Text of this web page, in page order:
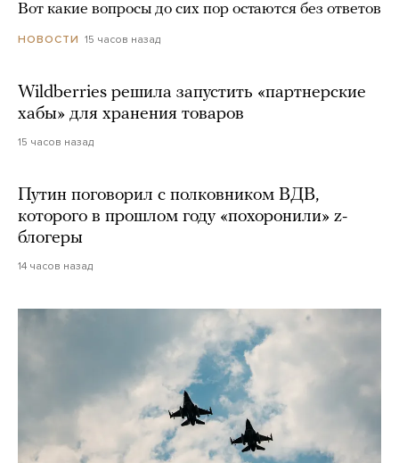
Вот какие вопросы до сих пор остаются без ответов
НОВОСТИ 15 часов назад
Wildberries решила запустить «партнерские
хабы» для хранения товаров
15 часов назад
Путин поговорил с полковником ВДВ,
которого в прошлом году «похоронили» z-
блогеры
14 часов назад